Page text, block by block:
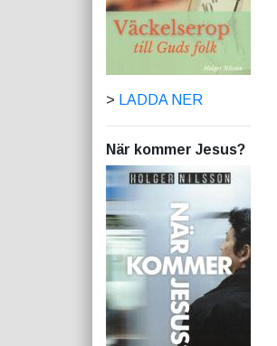
> LADDA NER
När kommer Jesus?